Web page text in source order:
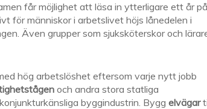
får möjlighet att läsa in ytterligare ett år på
för människor i arbetslivet höjs lånedelen i
Även grupper som sjuksköterskor och
hög arbetslöshet eftersom varje nytt jobb
och andra stora statliga
byggindustrin. Bygg elvägar